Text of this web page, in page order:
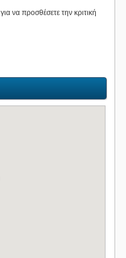
για να προσθέσετε την κριτική